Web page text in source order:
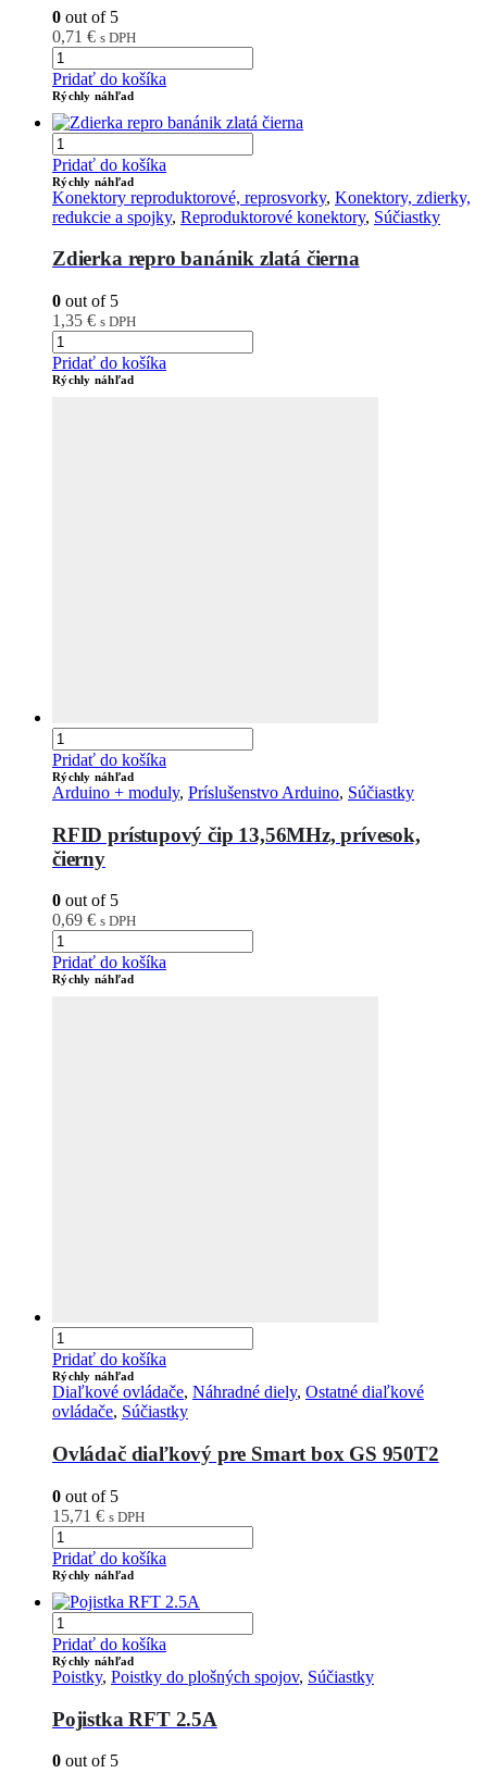
0 out of 5
0,71 € s DPH
Pridať do košíka
Rýchly náhľad
Pridať do košíka
Rýchly náhľad
Konektory reproduktorové, reprosvorky, Konektory, zdierky,
redukcie a spojky, Reproduktorové konektory, Súčiastky
Zdierka repro banánik zlatá čierna
0 out of 5
1,35 € s DPH
Pridať do košíka
Rýchly náhľad
Pridať do košíka
Rýchly náhľad
Arduino + moduly, Príslušenstvo Arduino, Súčiastky
RFID prístupový čip 13,56MHz, prívesok,
čierny
0 out of 5
0,69 € s DPH
Pridať do košíka
Rýchly náhľad
Pridať do košíka
Rýchly náhľad
Diaľkové ovládače, Náhradné diely, Ostatné diaľkové
ovládače, Súčiastky
Ovládač diaľkový pre Smart box GS 950T2
0 out of 5
15,71 € s DPH
Pridať do košíka
Rýchly náhľad
Pridať do košíka
Rýchly náhľad
Poistky, Poistky do plošných spojov, Súčiastky
Pojistka RFT 2.5A
0 out of 5